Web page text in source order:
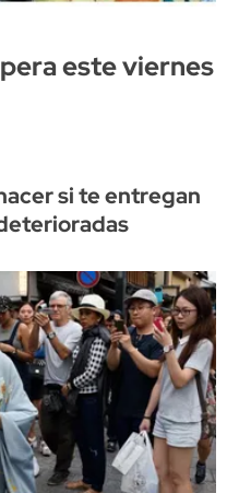
este viernes
si te entregan